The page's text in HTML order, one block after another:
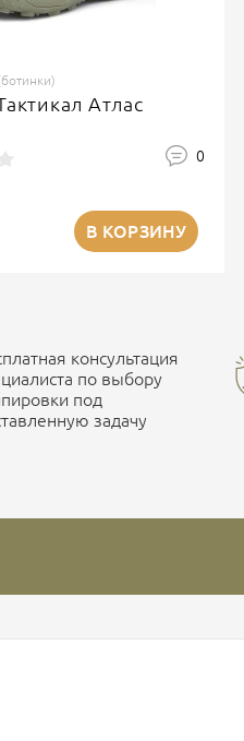
Атлас
0
В КОРЗИНУ
консультация
по выбору
под
задачу